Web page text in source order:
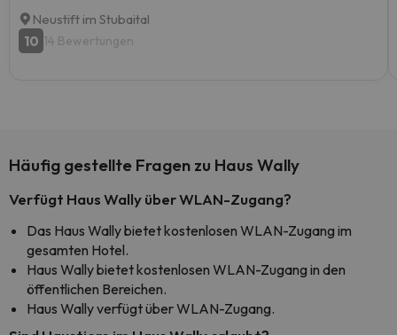
Neustift im Stubaital
10 14 Bewertungen
Häufig gestellte Fragen zu Haus Wally
Verfügt Haus Wally über WLAN-Zugang?
Das Haus Wally bietet kostenlosen WLAN-Zugang im
gesamten Hotel.
Haus Wally bietet kostenlosen WLAN-Zugang in den
öffentlichen Bereichen.
Haus Wally verfügt über WLAN-Zugang.